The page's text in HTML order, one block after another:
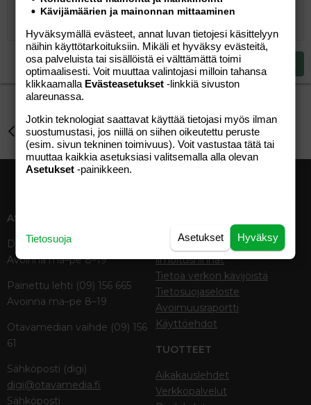
Suurenna sisennystä
Pienennä sisennystä
10
12
15
18
22
Book Antiqua
Courier New
Georgia
Tahoma
Times New Roman
Verdana
Keskitä
Tasaa oikealle
Justify text
Heading 1
Heading 2
Heading 3
Poista luonnos
Lähetä vastaus
Aihe vapaa
ASIAKASPALVELU
Digipalvelut (09) 156 6227
Avoinna ma–pe 8–19
Painettu lehti (09) 156 665
Avoinna ma–pe 8–19
Otavamedian vaihde (09) 156
61
Sähköposti (digi)
digi@otavamedia.fi
Sähköposti
Tekniset tiedot, aikataulut ja
ilmoitushinnat
Tietoa verkon kävijöistä
Tietosuojaseloste
Avoimuusraportti
Käyttöehdot
TUOTTEET
Aikakauslehdet
Verkkopalvelut
Kävijämäärien ja mainonnan mittaaminen
Hyväksymällä evästeet, annat luvan tietojesi käsittelyyn
näihin käyttötarkoituksiin. Mikäli et hyväksy evästeitä,
osa palveluista tai sisällöistä ei välttämättä toimi
optimaalisesti. Voit muuttaa valintojasi milloin tahansa
klikkaamalla Evästeasetukset -linkkiä sivuston
alareunassa.
Jotkin teknologiat saattavat käyttää tietojasi myös ilman
suostumustasi, jos niillä on siihen oikeutettu peruste
(esim. sivun tekninen toimivuus). Voit vastustaa tätä tai
muuttaa kaikkia asetuksiasi valitsemalla alla olevan
Asetukset -painikkeen.
Hyväksy
Asetukset
Tietosuoja